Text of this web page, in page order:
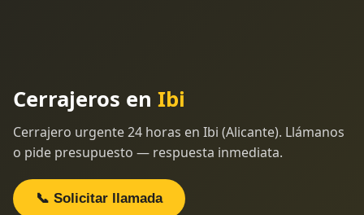
Cerrajeros en Ibi
Cerrajero urgente 24 horas en Ibi (Alicante). Llámanos
o pide presupuesto — respuesta inmediata.
📞 Solicitar llamada